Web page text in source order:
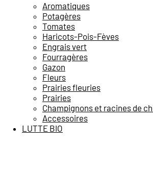
Aromatiques
Potagères
Tomates
Haricots-Pois-Fèves
Engrais vert
Fourragères
Gazon
Fleurs
Prairies fleuries
Prairies
Champignons et racines de
Accessoires
LUTTE BIO